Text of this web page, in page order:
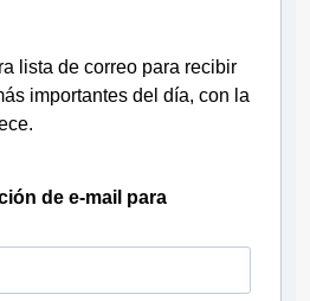
lista de correo para recibir
importantes del día, con la
de e-mail para